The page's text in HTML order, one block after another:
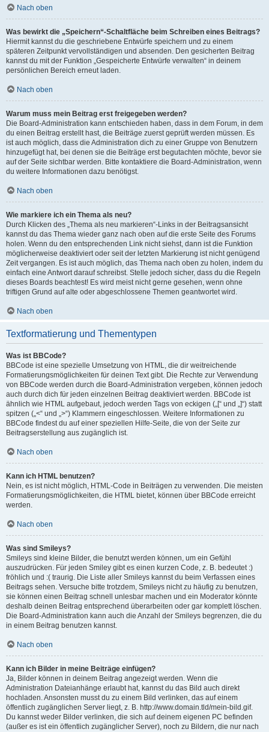
Nach oben
Was bewirkt die „Speichern“-Schaltfläche beim Schreiben eines Beitrags?
Hiermit kannst du die geschriebene Entwürfe speichern und zu einem
späteren Zeitpunkt vervollständigen und absenden. Den gesicherten Beitrag
kannst du mit der Funktion „Gespeicherte Entwürfe verwalten“ in deinem
persönlichen Bereich erneut laden.
Nach oben
Warum muss mein Beitrag erst freigegeben werden?
Die Board-Administration kann entschieden haben, dass in dem Forum, in dem
du einen Beitrag erstellt hast, die Beiträge zuerst geprüft werden müssen. Es
ist auch möglich, dass die Administration dich zu einer Gruppe von Benutzern
hinzugefügt hat, bei denen sie die Beiträge erst begutachten möchte, bevor sie
auf der Seite sichtbar werden. Bitte kontaktiere die Board-Administration, wenn
du weitere Informationen dazu benötigst.
Nach oben
Wie markiere ich ein Thema als neu?
Durch Klicken des „Thema als neu markieren“-Links in der Beitragsansicht
kannst du das Thema wieder ganz nach oben auf die erste Seite des Forums
holen. Wenn du den entsprechenden Link nicht siehst, dann ist die Funktion
möglicherweise deaktiviert oder seit der letzten Markierung ist nicht genügend
Zeit vergangen. Es ist auch möglich, das Thema nach oben zu holen, indem du
einfach eine Antwort darauf schreibst. Stelle jedoch sicher, dass du die Regeln
dieses Boards beachtest! Es wird meist nicht gerne gesehen, wenn ohne
triftigen Grund auf alte oder abgeschlossene Themen geantwortet wird.
Nach oben
Textformatierung und Thementypen
Was ist BBCode?
BBCode ist eine spezielle Umsetzung von HTML, die dir weitreichende
Formatierungsmöglichkeiten für deinen Text gibt. Die Rechte zur Verwendung
von BBCode werden durch die Board-Administration vergeben, können jedoch
auch durch dich für jeden einzelnen Beitrag deaktiviert werden. BBCode ist
ähnlich wie HTML aufgebaut, jedoch werden Tags von eckigen („[“ und „]“) statt
spitzen („<“ und „>“) Klammern eingeschlossen. Weitere Informationen zu
BBCode findest du auf einer speziellen Hilfe-Seite, die von der Seite zur
Beitragserstellung aus zugänglich ist.
Nach oben
Kann ich HTML benutzen?
Nein, es ist nicht möglich, HTML-Code in Beiträgen zu verwenden. Die meisten
Formatierungsmöglichkeiten, die HTML bietet, können über BBCode erreicht
werden.
Nach oben
Was sind Smileys?
Smileys sind kleine Bilder, die benutzt werden können, um ein Gefühl
auszudrücken. Für jeden Smiley gibt es einen kurzen Code, z. B. bedeutet :)
fröhlich und :( traurig. Die Liste aller Smileys kannst du beim Verfassen eines
Beitrags sehen. Versuche bitte trotzdem, Smileys nicht zu häufig zu benutzen,
sie können einen Beitrag schnell unlesbar machen und ein Moderator könnte
deshalb deinen Beitrag entsprechend überarbeiten oder gar komplett löschen.
Die Board-Administration kann auch die Anzahl der Smileys begrenzen, die du
in einem Beitrag benutzen kannst.
Nach oben
Kann ich Bilder in meine Beiträge einfügen?
Ja, Bilder können in deinem Beitrag angezeigt werden. Wenn die
Administration Dateianhänge erlaubt hat, kannst du das Bild auch direkt
hochladen. Ansonsten musst du zu einem Bild verlinken, das auf einem
öffentlich zugänglichen Server liegt, z. B. http://www.domain.tld/mein-bild.gif.
Du kannst weder Bilder verlinken, die sich auf deinem eigenen PC befinden
(außer es ist ein öffentlich zugänglicher Server), noch zu Bildern, die nur nach